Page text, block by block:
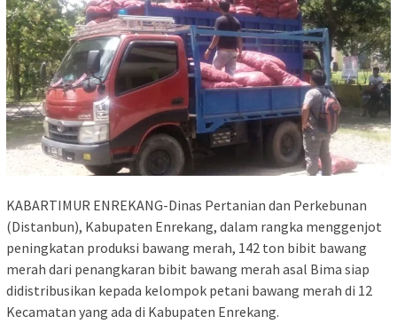
KABARTIMUR ENREKANG-Dinas Pertanian dan Perkebunan
(Distanbun), Kabupaten Enrekang, dalam rangka menggenjot
peningkatan produksi bawang merah, 142 ton bibit bawang
merah dari penangkaran bibit bawang merah asal Bima siap
didistribusikan kepada kelompok petani bawang merah di 12
Kecamatan yang ada di Kabupaten Enrekang.